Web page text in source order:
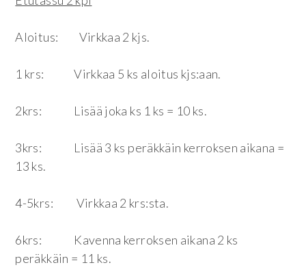
Aloitus: Virkkaa 2 kjs.
1 krs: Virkkaa 5 ks aloitus kjs:aan.
2krs: Lisää joka ks 1 ks = 10 ks.
3krs: Lisää 3 ks peräkkäin kerroksen aikana =
13 ks.
4-5krs: Virkkaa 2 krs:sta.
6krs: Kavenna kerroksen aikana 2 ks
peräkkäin = 11 ks.